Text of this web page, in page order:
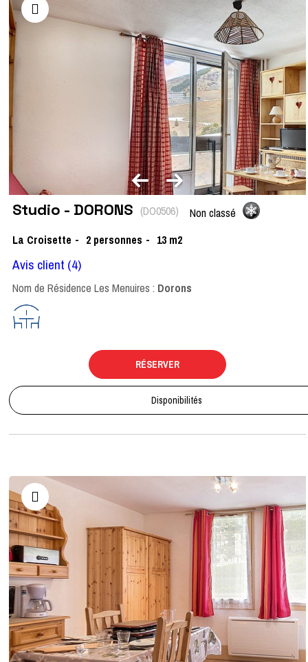
Studio - DORONS (DO0506)
Non classé
La Croisette
2 personnes 13 m2
Avis client (4)
Nom de Résidence Les Menuires : Dorons
RÉSERVER
Disponibilités